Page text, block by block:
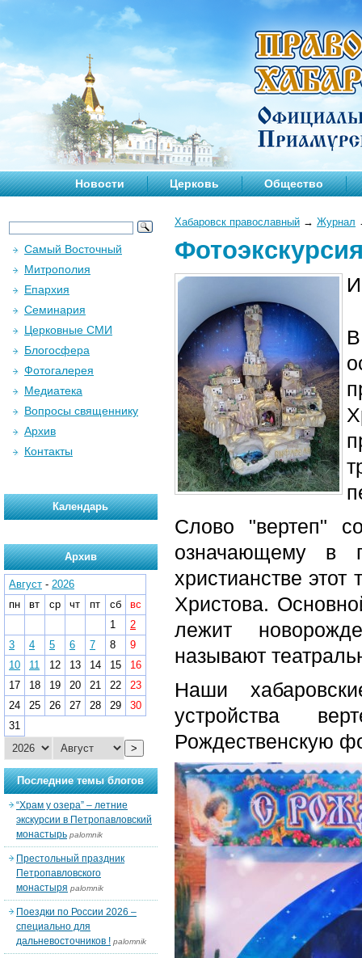
Новости Церковь Общество
Хабаровск православный → Журнал
Слово "вертеп"
означающему в
христианстве
Христова.
лежит
называют
Наши
устройства
Рождественскую
Самый Восточный
Митрополия
Епархия
Семинария
Церковные СМИ
Блогосфера
Фотогалерея
Медиатека
Вопросы священнику
Архив
Контакты
Календарь
Архив
Август - 2026
пн
вт ср чт пт сб
вс
1
2
3
4 5 6 7 8
9
10
11 12 13 14 15
16
17
18 19 20 21 22
23
24
25 26 27 28 29
30
31
>
Последние темы блогов
“Храм у озера” – летние
экскурсии в Петропавловский
монастырь palomnik
Престольный праздник
Петропавловского
монастыря palomnik
Поездки по России 2026 –
специально для
дальневосточников ! palomnik